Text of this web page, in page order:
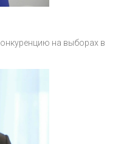
на выборах в